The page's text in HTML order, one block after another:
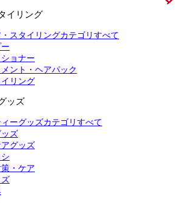
イリング
スタイリングカテゴリすべて
ョナー
メント・ヘアパック
リング
ッズ
ーグッズカテゴリすべて
ズ
グッズ
・ケア